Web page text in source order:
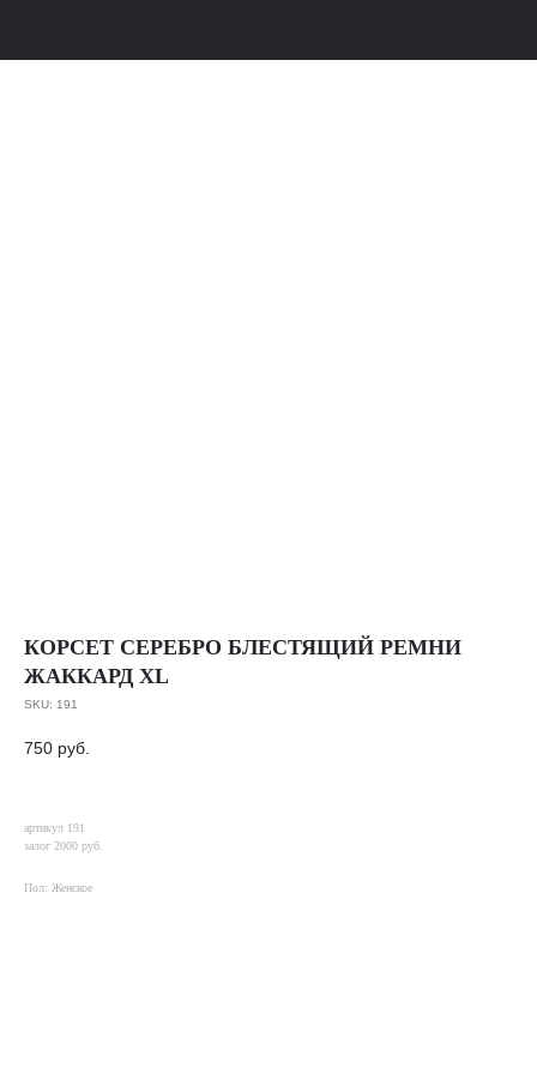
КОРСЕТ СЕРЕБРО БЛЕСТЯЩИЙ РЕМНИ
ЖАККАРД XL
SKU: 191
750 руб.
артикул 191
залог 2000 руб.
Пол: Женское